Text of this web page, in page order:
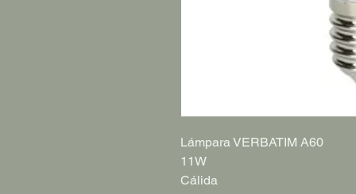
Lámpara VERBATIM A60
11W
Cálida